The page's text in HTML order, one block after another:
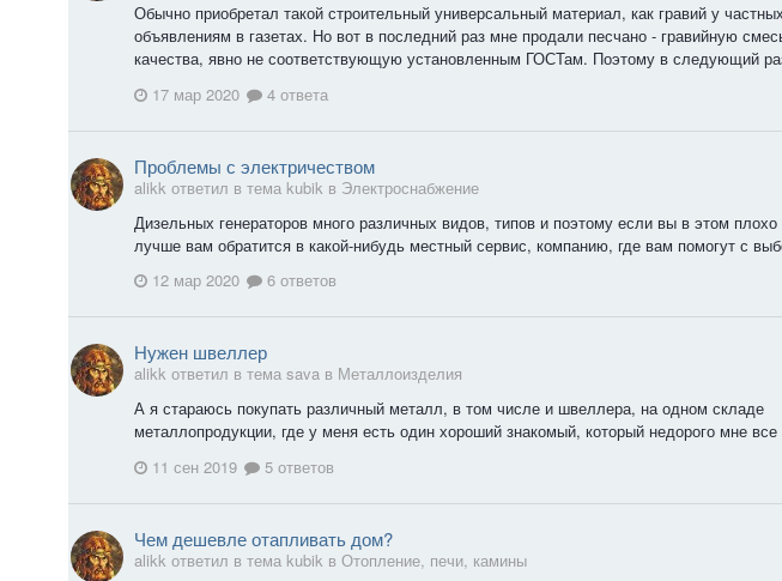
Обычно приобретал такой строительный универсальный материал, как гравий у
объявлениям в газетах. Но вот в последний раз мне продали песчано - гравийную
качества, явно не соответствующую установленным ГОСТам. Поэтому в следующий
17 мар 2020
4 ответа
Проблемы с электричеством
alikk ответил в тема kubik в Электроснабжение
Дизельных генераторов много различных видов, типов и поэтому если вы в этом плохо
лучше вам обратится в какой-нибудь местный сервис, компанию, где вам помогут с
12 мар 2020
6 ответов
Нужен швеллер
alikk ответил в тема sava в Металлоизделия
А я стараюсь покупать различный металл, в том числе и швеллера, на одном складе
металлопродукции, где у меня есть один хороший знакомый, который недорого мне все
11 сен 2019
5 ответов
Чем дешевле отапливать дом?
alikk ответил в тема kubik в Отопление, печи, камины